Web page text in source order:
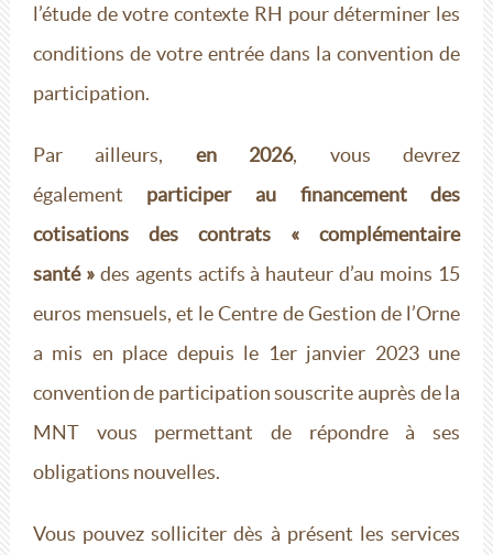
l’étude de votre contexte RH pour déterminer les
conditions de votre entrée dans la convention de
participation.
Par ailleurs, en 2026, vous devrez
également participer au financement des
cotisations des contrats « complémentaire
santé »des agents actifs à hauteur d’au moins 15
euros mensuels, et le Centre de Gestion de l’Orne
a mis en place depuis le 1er janvier 2023 une
convention de participation souscrite auprès de la
MNT vous permettant de répondre à ses
obligations nouvelles.
Vous pouvez solliciter dès à présent les services